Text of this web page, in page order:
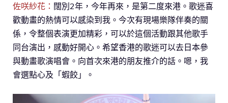
佐咲紗花： 闊別2年，今年再來，是第二度來港。歌迷喜
歡動畫的熱情可以感染到我。今次有現場樂隊伴奏的關
係，令整個表演更加精彩，可以於這個活動跟其他歌手
同台演出，感動好開心。希望香港的歌迷可以去日本參
與動畫歌演唱會。向首次來港的朋友推介的話。嗯，我
會選點心及「蝦餃」。